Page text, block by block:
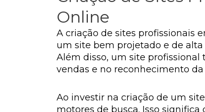
Online
A criação de sites profissionais
um site bem projetado e de
Além disso, um site
vendas e no reconhecimento da
Ao investir na criação de um
motores de busca. Isso